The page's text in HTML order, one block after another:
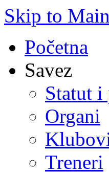
Skip to
Početna
Savez
Statut
Organi
Treneri